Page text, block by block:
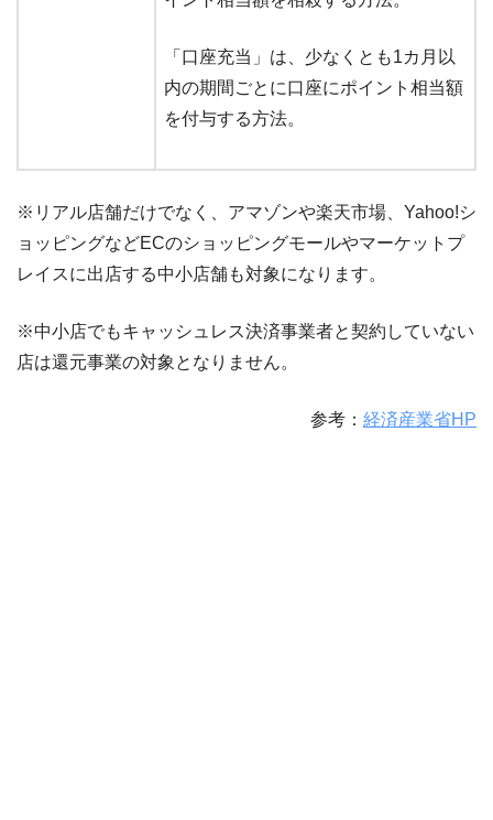
「口座充当」は、少なくとも1カ月以
内の期間ごとに口座にポイント相当額
を付与する方法。
※リアル店舗だけでなく、アマゾンや楽天市場、Yahoo!シ
ョッピングなどECのショッピングモールやマーケットプ
レイスに出店する中小店舗も対象になります。
※中小店でもキャッシュレス決済事業者と契約していない
店は還元事業の対象となりません。
参考： 経済産業省HP